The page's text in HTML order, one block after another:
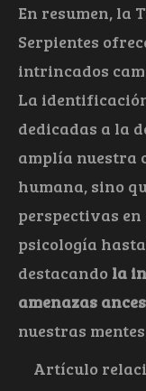
En resumen, la
Serpientes
intrincados
La
dedicadas a la
amplía nuestra
humana, sino
perspectivas en
psicología
destacando la
amenazas
nuestras
Artículo